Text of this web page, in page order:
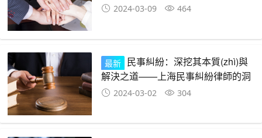
2024-03-09 464
最新 民事糾紛：深挖其本質(zhì)與
解決之道——上海民事糾紛律師的洞
察 2024-03-02 304